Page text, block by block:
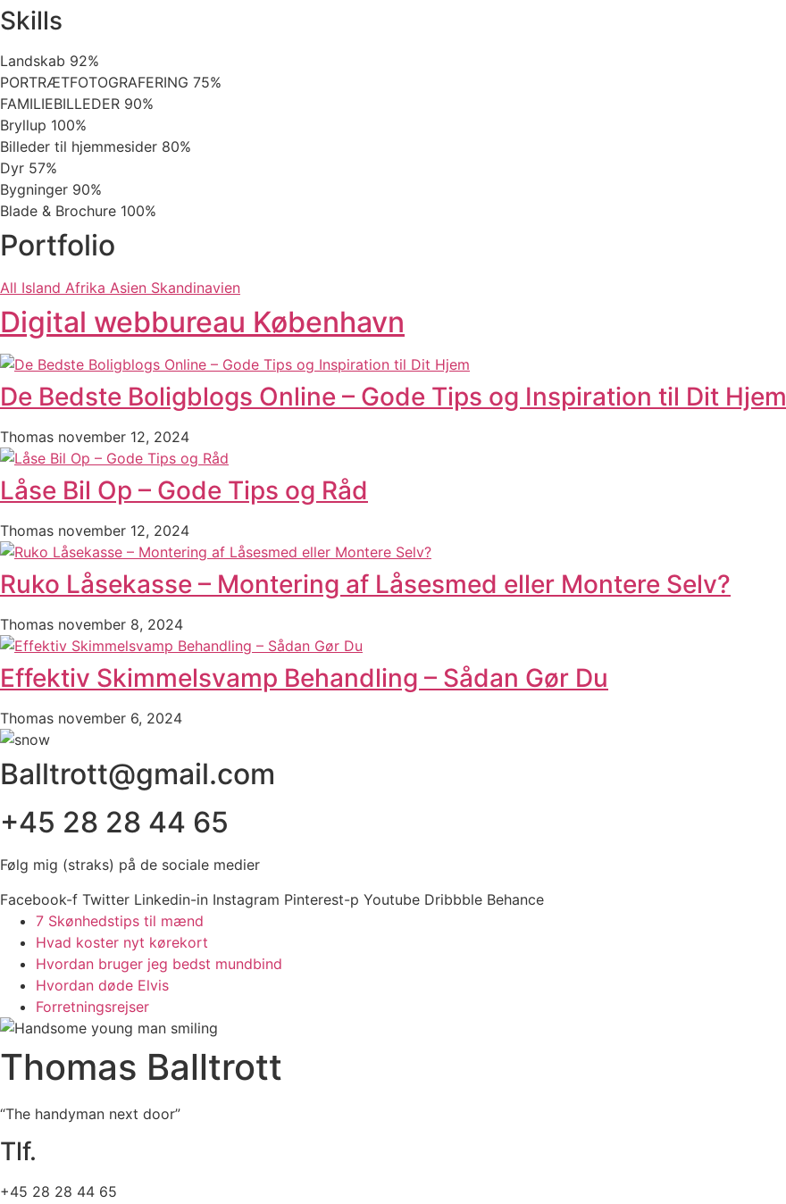
Skills
Landskab 92%
PORTRÆTFOTOGRAFERING 75%
FAMILIEBILLEDER 90%
Bryllup 100%
Billeder til hjemmesider 80%
Dyr 57%
Bygninger 90%
Blade & Brochure 100%
Portfolio
All Island Afrika Asien Skandinavien
Digital webbureau København
De Bedste Boligblogs Online – Gode Tips og Inspiration til Dit Hjem
Thomas november 12, 2024
Låse Bil Op – Gode Tips og Råd
Thomas november 12, 2024
Ruko Låsekasse – Montering af Låsesmed eller Montere Selv?
Thomas november 8, 2024
Effektiv Skimmelsvamp Behandling – Sådan Gør Du
Thomas november 6, 2024
Balltrott@gmail.com
+45 28 28 44 65
Følg mig (straks) på de sociale medier
Facebook-f Twitter Linkedin-in Instagram Pinterest-p Youtube Dribbble Behance
7 Skønhedstips til mænd
Hvad koster nyt kørekort
Hvordan bruger jeg bedst mundbind
Hvordan døde Elvis
Forretningsrejser
Thomas Balltrott
“The handyman next door”
Tlf.
+45 28 28 44 65